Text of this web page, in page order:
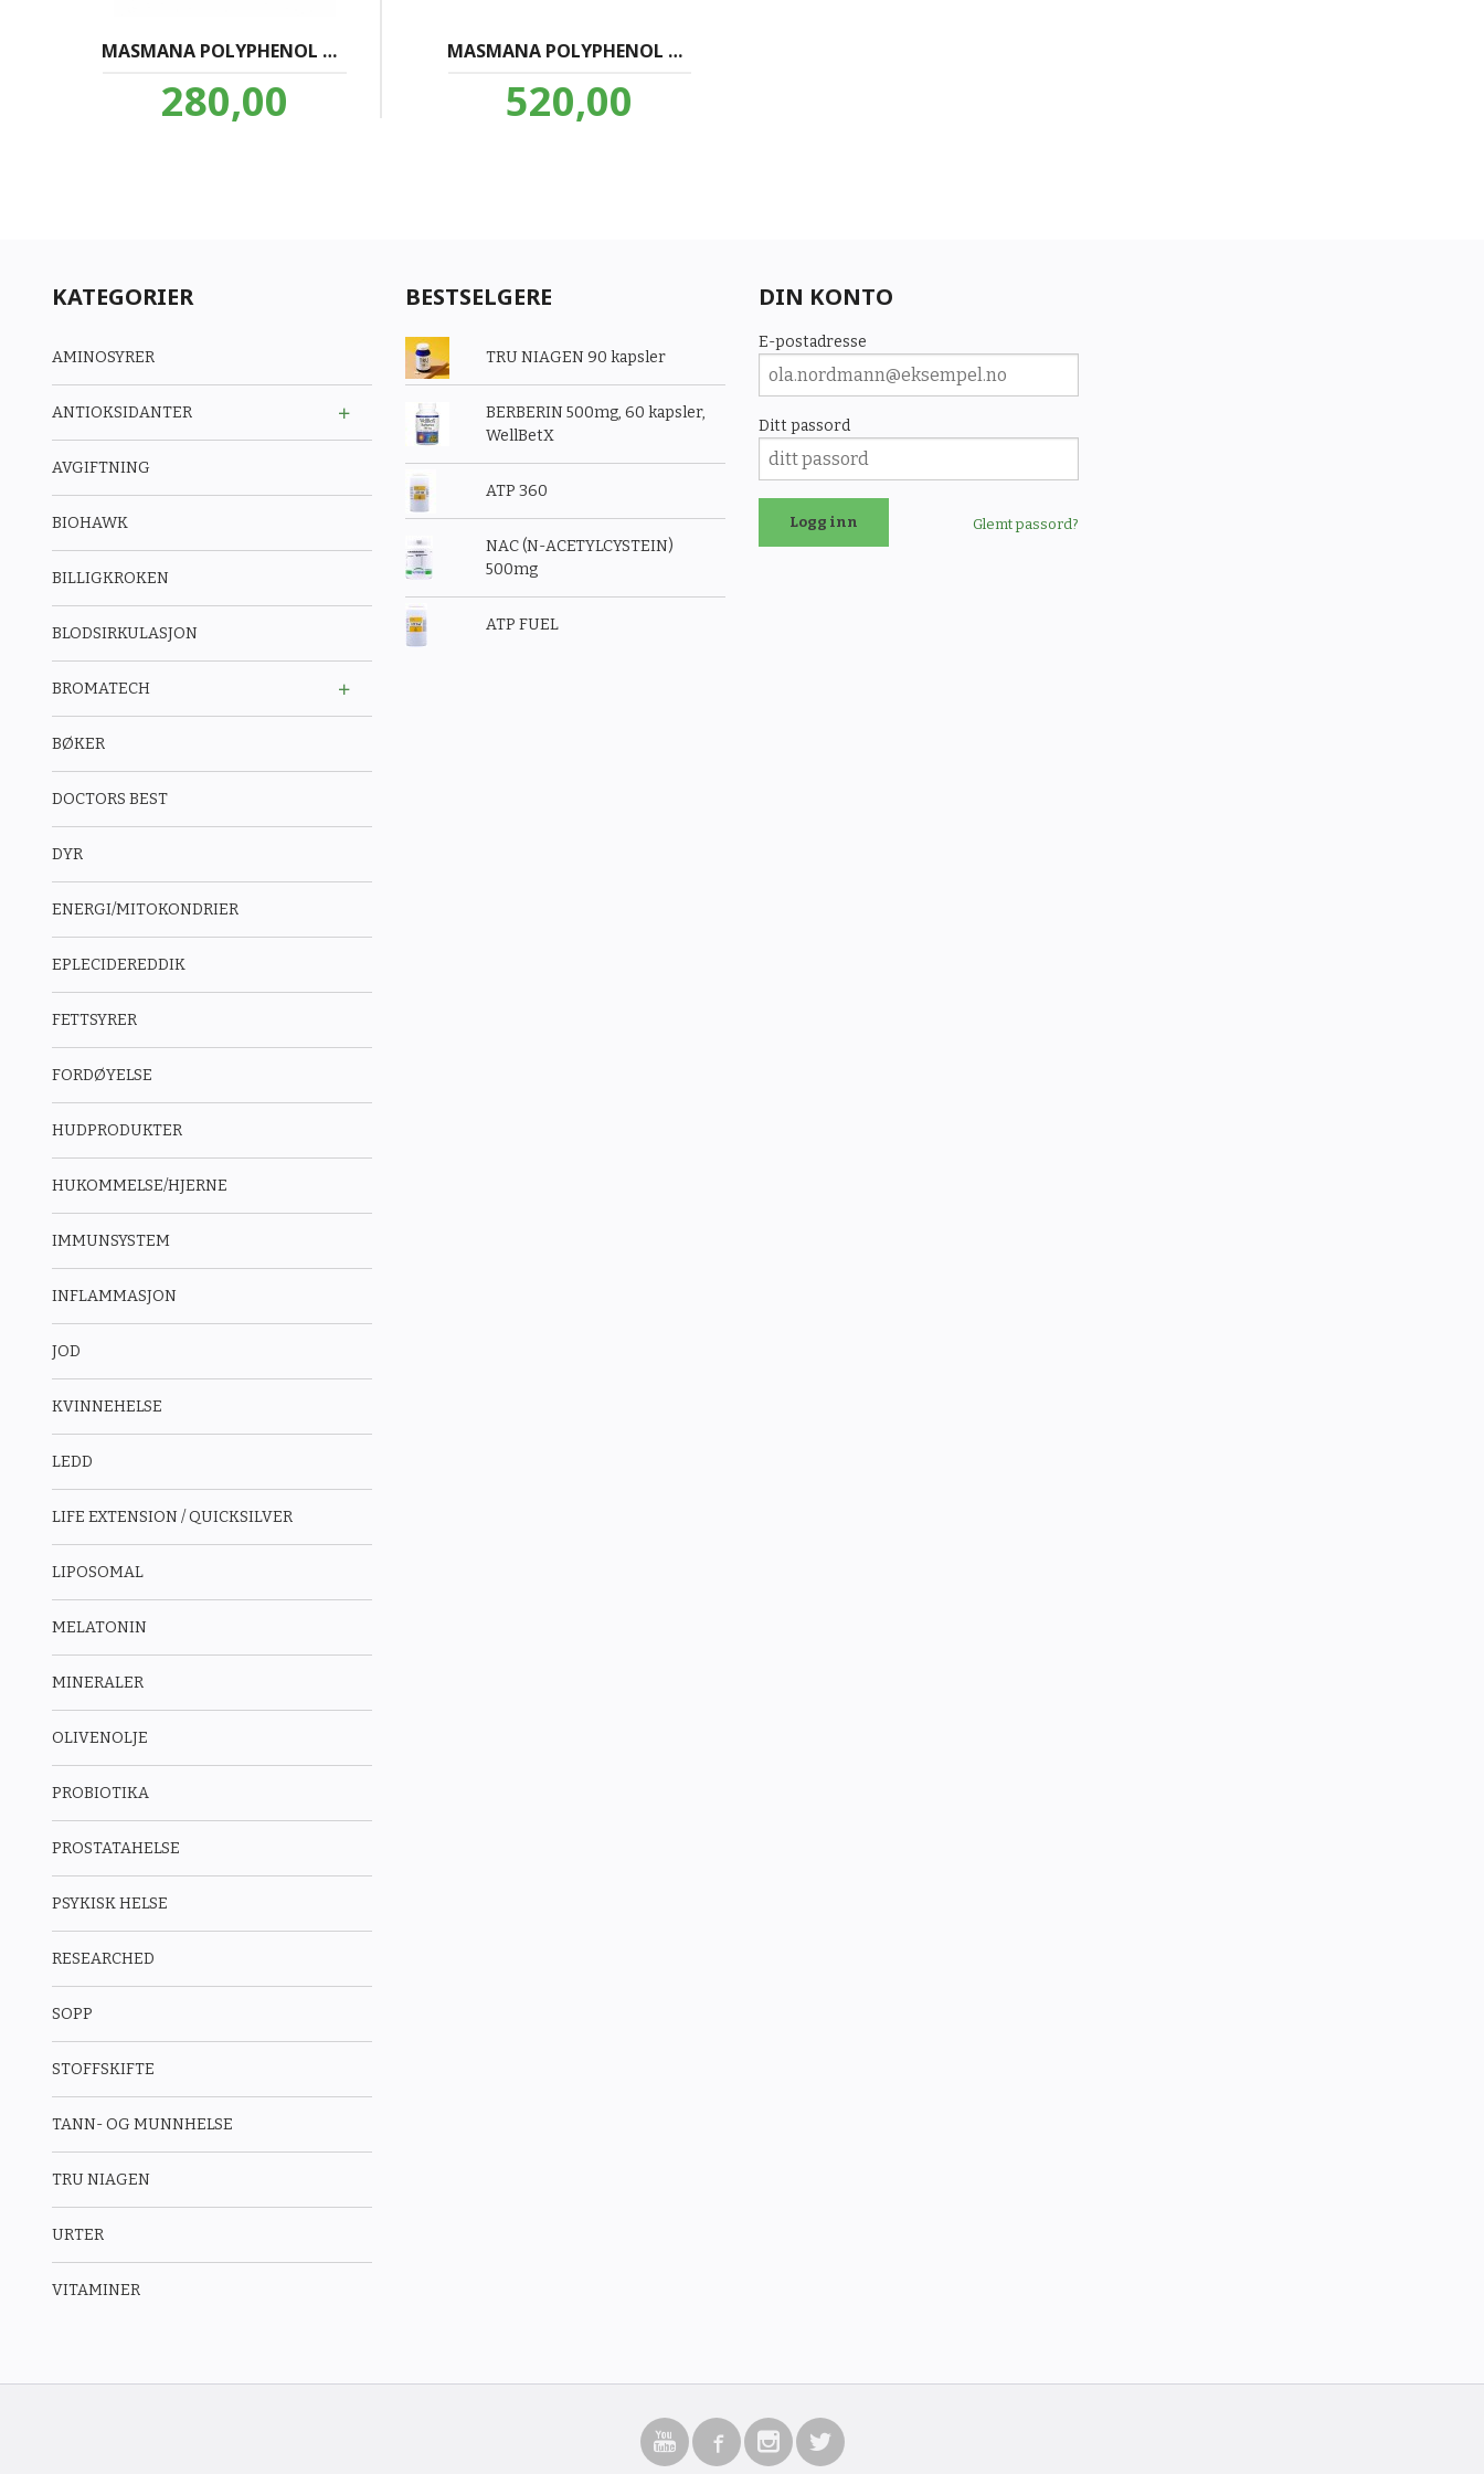
MASMANA POLYPHENOL RICH EXTRA VIRGIN OLIVENOLJE 250ml
Pris
280,00
MASMANA POLYPHENOL RICH EXTRA VIRGIN OLIVENOLJE 500ml flaske
Pris
520,00
KATEGORIER
AMINOSYRER
ANTIOKSIDANTER
AVGIFTNING
BIOHAWK
BILLIGKROKEN
BLODSIRKULASJON
BROMATECH
BØKER
DOCTORS BEST
DYR
ENERGI/MITOKONDRIER
EPLECIDEREDDIK
FETTSYRER
FORDØYELSE
HUDPRODUKTER
HUKOMMELSE/HJERNE
IMMUNSYSTEM
INFLAMMASJON
JOD
KVINNEHELSE
LEDD
LIFE EXTENSION / QUICKSILVER
LIPOSOMAL
MELATONIN
MINERALER
OLIVENOLJE
PROBIOTIKA
PROSTATAHELSE
PSYKISK HELSE
RESEARCHED
SOPP
STOFFSKIFTE
TANN- OG MUNNHELSE
TRU NIAGEN
URTER
VITAMINER
BESTSELGERE
TRU NIAGEN 90 kapsler
BERBERIN 500mg, 60 kapsler,
WellBetX
ATP 360
NAC (N-ACETYLCYSTEIN)
500mg
ATP FUEL
DIN KONTO
E-postadresse
Ditt passord
Glemt passord?